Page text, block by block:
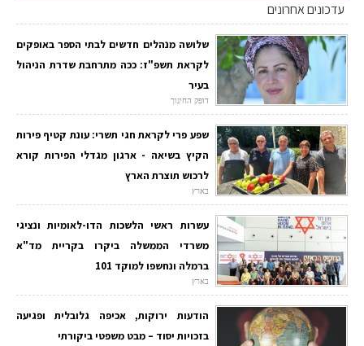
עדכונים אחרונים
שלושה מנהלים חדשים לבתי הספר באופקים
לקראת תשפ"ז: ככה מתרחבת שדרת הניהול
בעיר
דופק החינוך
שפע פרי לקראת חגי תשרי: עונת קטיף פירות
הקיץ בשיאה - ארגון מגדלי הפירות קורא
לרכוש תוצרת הארץ
בארץ
עשרות ראשי הלשכות הדו-לאומיות ונציגי
משרדי הממשלה ביקרו בקריית מד"א
ברמלה ונחשפו למוקד 101
בארץ
הודעות ירוקות, אכיפה גלובלית ופגיעה
בזכויות יסוד – מבט משפטי ביקורתי